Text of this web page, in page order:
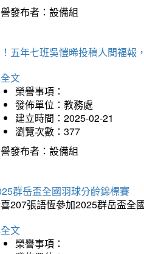
發布者：設備組
五年七班吳愷晞投稿人間福報
文
榮譽事項：
發佈單位：教務處
建立時間：2025-02-21
瀏覽次數：377
發布者：設備組
群岳盃全國羽球分齡錦標賽
207張語恆參加2025群岳盃全
文
榮譽事項：